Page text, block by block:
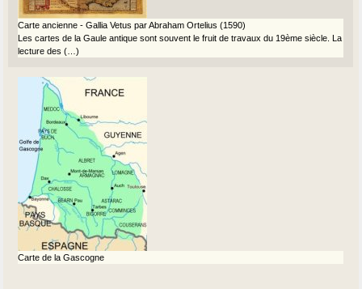
Carte ancienne - Gallia Vetus par Abraham Ortelius (1590)
Les cartes de la Gaule antique sont souvent le fruit de travaux du 19ème siècle. La
lecture des (…)
Carte de la Gascogne